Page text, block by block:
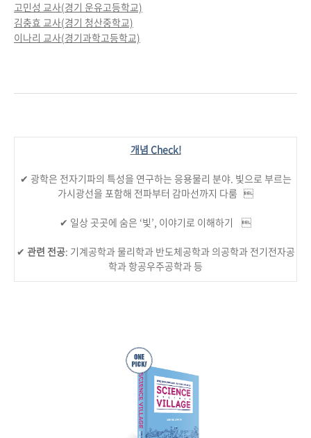
고민성 교사(경기 운유고등학교)
김충효 교사(경기 청산중학교)
이나리 교사(경기과학고등학교)
개념 Check!
✔︎ 광학은 전자기파의 특성을 연구하는 응용물리 분야. 빛으로 부르는
가시광선을 포함해 전파부터 감마선까지 다룸 
✔︎ 일상 곳곳에 숨은 ‘빛’, 이야기로 이해하기 
✔︎ 관련 전공: 기계공학과 물리학과 반도체공학과 의공학과 전기전자공
학과 항공우주공학과 등